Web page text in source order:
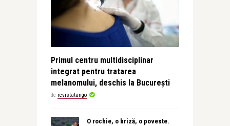
Primul centru multidisciplinar
integrat pentru tratarea
melanomului, deschis la București
de revistatango
O rochie, o briză, o poveste.